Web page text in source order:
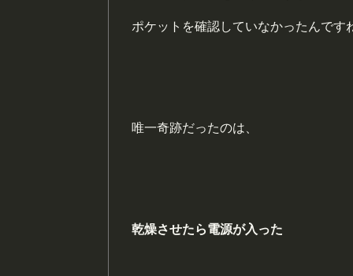
ポケットを確認していなかったんです
唯一奇跡だったのは、
乾燥させたら電源が入った